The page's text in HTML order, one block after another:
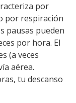
por
por respiración
pausas pueden
por hora. El
(a veces
aérea.
tu descanso